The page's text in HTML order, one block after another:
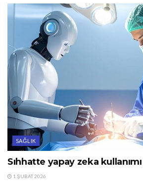
SAĞLIK
Sıhhatte yapay zeka kullanımı
1 ŞUBAT 2026